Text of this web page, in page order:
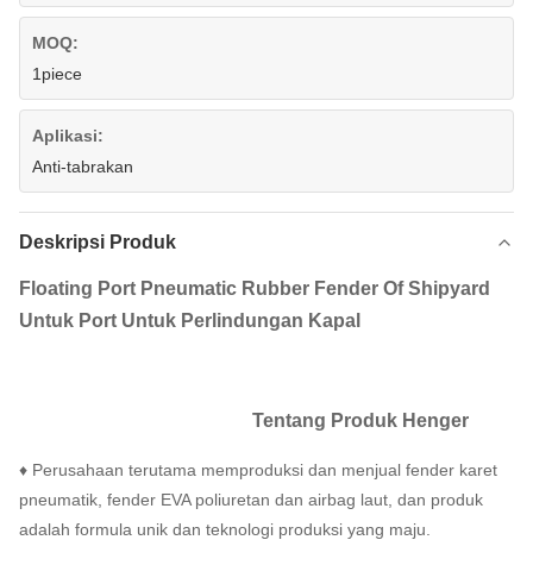
MOQ:
1piece
Aplikasi:
Anti-tabrakan
Deskripsi Produk
Floating Port Pneumatic Rubber Fender Of Shipyard
Untuk Port Untuk Perlindungan Kapal
Tentang Produk Henger
♦ Perusahaan terutama memproduksi dan menjual fender karet
pneumatik, fender EVA poliuretan dan airbag laut, dan produk
adalah formula unik dan teknologi produksi yang maju.